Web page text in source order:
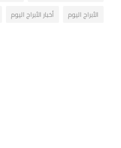
الأبراج اليوم
أخبار الأبراج اليوم